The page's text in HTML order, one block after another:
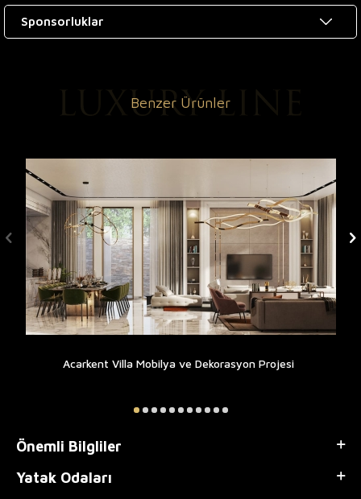
Sponsorluklar
Benzer Ürünler
Acarkent Villa Mobilya ve Dekorasyon Projesi
Önemli Bilgliler
Yatak Odaları